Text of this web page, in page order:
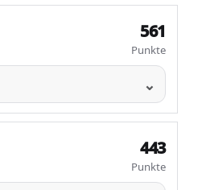
561
Punkte
443
Punkte